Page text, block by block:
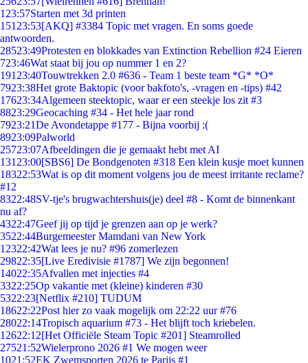
1 23:57Starten met 3d printen
151 23:53[AKQ] #3384 Topic met vragen. En soms goede
antwoorden.
28523:49Protesten en blokkades van Extinction Rebellion #24 Eieren
723:46Wat staat bij jou op nummer 1 en 2?
191 23:40Touwtrekken 2.0 #636 - Team 1 beste team *G* *O*
7923:38Het grote Baktopic (voor bakfoto's, -vragen en -tips) #42
17623:34Algemeen steektopic, waar er een steekje los zit #3
8823:29Geocaching #34 - Het hele jaar rond
7923:21De Avondetappe #177 - Bijna voorbij :(
8923:09Palworld
25723:07Afbeeldingen die je gemaakt hebt met AI
131 23:00[SBS6] De Bondgenoten #318 Een klein kusje moet kunnen
18322:53Wat is op dit moment volgens jou de meest irritante reclame?
#12
8322:48SV-tje's brugwachtershuis(je) deel #8 - Komt de binnenkant
nu af?
4322:47Geef jij op tijd je grenzen aan op je werk?
3522:44Burgemeester Mamdani van New York
12322:42Wat lees je nu? #96 zomerlezen
29822:35[Live Eredivisie #1787] We zijn begonnen!
14022:35Afvallen met injecties #4
3322:25Op vakantie met (kleine) kinderen #30
5322:23[Netflix #210] TUDUM
18622:22Post hier zo vaak mogelijk om 22:22 uur #76
28022:14Tropisch aquarium #73 - Het blijft toch kriebelen.
12622:12[Het Officiële Steam Topic #201] Steamrolled
27521:52Wielerprono 2026 #1 We mogen weer
1021:52EK Zwemsporten 2026 te Parijs #1